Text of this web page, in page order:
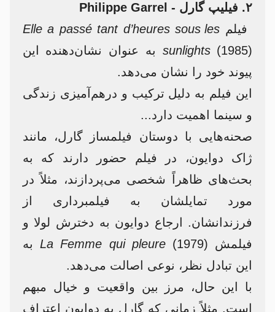
۲. فیلیپ گارل - Philippe Garrel
فیلم Elle a passé tant d’heures sous les
sunlights (1985) به عنوان نشان‌دهنده این
پیوند خود را نشان می‌دهد.
این فیلم به دلیل ترکیب و درهم‌آمیزی زندگی
و سینما اهمیت دارد...
صحنه‌هایی با دوستان فیلمساز گارل، مانند
ژاک دوایون، در فیلم حضور دارند که به
بحث‌های ظاهراً شخصی می‌پردازند، مثلاً در
مورد تمایلشان به فیلمبرداری از
فرزندانشان. ارجاع دوایون به دخترش لولا و
فیلمش
La Femme qui pleure (1979) به
این تبادل نظر، نوعی اصالت می‌دهد.
با این حال، مرز بین واقعیت و خیال مبهم
است. مثلاً زمانی که گارل به دوایون اعتراف